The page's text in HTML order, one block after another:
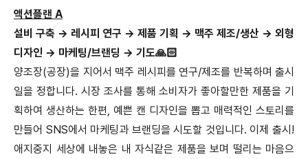
액션플랜 A
설비 구축 → 레시피 연구 → 제품 기획 → 맥주 제조/생산 → 외형
디자인 → 마케팅/브랜딩 → 기도🙏🏻
양조장(공장)을 지어서 맥주 레시피를 연구/제조를 반복하며 출시
일을 정합니다. 시장 조사를 통해 소비자가 좋아할만한 제품을 기
획하여 생산하는 한편, 예쁜 캔 디자인을 뽑고 매력적인 스토리를
만들어 SNS에서 마케팅과 브랜딩을 시도할 것입니다. 이제 출시!
애지중지 세상에 내놓은 내 자식같은 제품을 보며 떨리는 마음으